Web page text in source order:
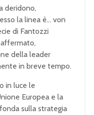
deridono,
la linea è… von
di Fantozzi
della leader
in breve tempo.
in luce le
Europea e la
sulla strategia